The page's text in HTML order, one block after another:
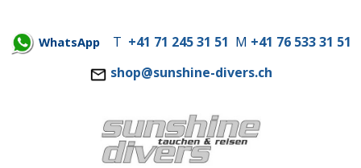
WhatsApp T +41 71 245 31 51 M +41 76 533 31 51
shop@sunshine-divers.ch